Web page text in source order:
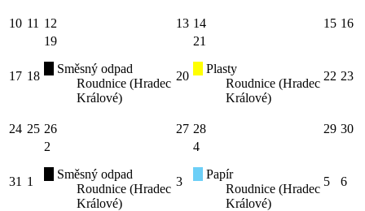
10 11 12 13 14 15 16
17 18
19
Směsný odpad
Roudnice (Hradec
Králové)
20
21
Plasty
Roudnice (Hradec
Králové)
22 23
24 25 26 27 28 29 30
31 1
2
Směsný odpad
Roudnice (Hradec
Králové)
3
4
Papír
Roudnice (Hradec
Králové)
5 6